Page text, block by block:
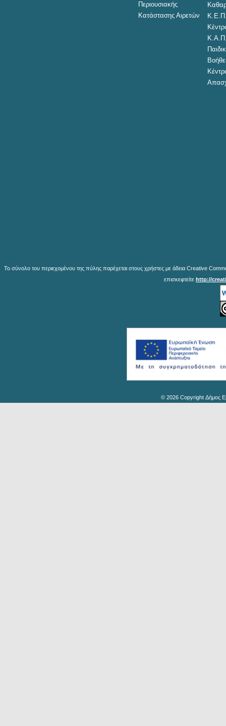
Περιουσιακής
Κατάστασης Αιρετών
Το σύνολο του περιεχομένου της πύλης παρέχεται στους χρήστες με άδεια Creative
επισκεφτείτε http://
© 2026 Copyright Δήμος